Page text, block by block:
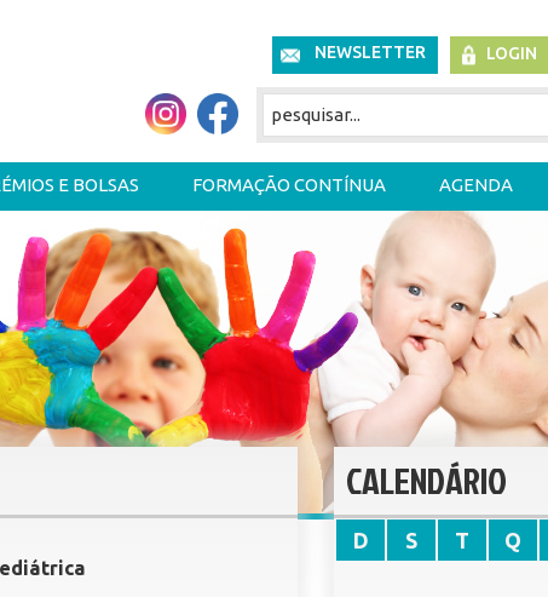
NEWSLETTER LOGIN
E BOLSAS FORMAÇÃO CONTÍNUA AGENDA
CALENDÁRIO
D S T Q